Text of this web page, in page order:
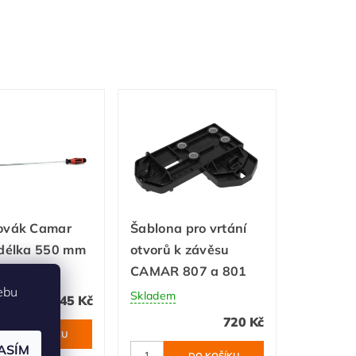
Camar
550 mm
545 Kč
Šablona pro vrtání
otvorů k závěsu
CAMAR 807 a 801
Skladem
720 Kč